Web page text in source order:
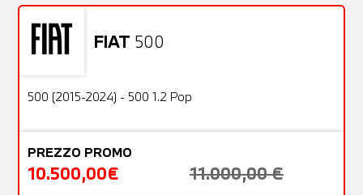
FIAT 500
OFFERTA
Usato
500 (2015-2024) - 500 1.2 Pop
PREZZO PROMO
10.500,00€ 11.000,00 €